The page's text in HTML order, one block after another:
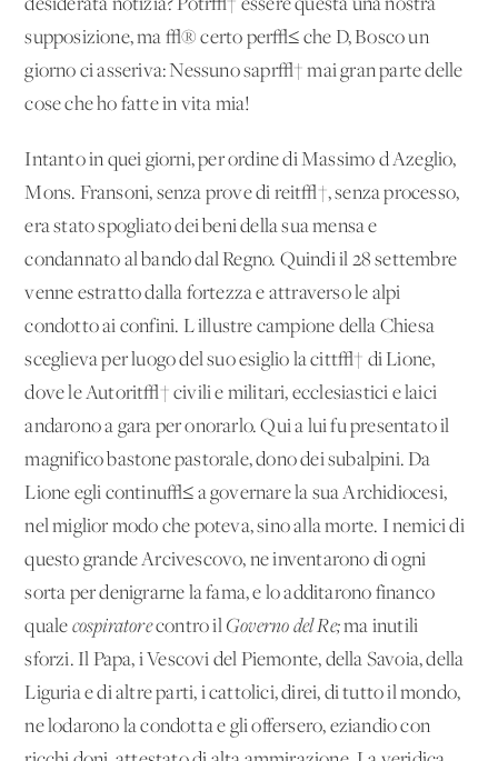
desiderata notizia? Potr√† essere questa una nostra
supposizione, ma √® certo per√≤ che D, Bosco un
giorno ci asseriva: Nessuno sapr√† mai gran parte delle
cose che ho fatte in vita mia!
Intanto in quei giorni, per ordine di Massimo d'Azeglio,
Mons. Fransoni, senza prove di reit√†, senza processo,
era stato spogliato dei beni della sua mensa e
condannato al bando dal Regno. Quindi il 28 settembre
venne estratto dalla fortezza e attraverso le alpi
condotto ai confini. L'illustre campione della Chiesa
sceglieva per luogo del suo esiglio la citt√† di Lione,
dove le Autorit√† civili e militari, ecclesiastici e laici
andarono a gara per onorarlo. Qui a lui fu presentato il
magnifico bastone pastorale, dono dei subalpini. Da
Lione egli continu√≤ a governare la sua Archidiocesi,
nel miglior modo che poteva, sino alla morte. I nemici di
questo grande Arcivescovo, ne inventarono di ogni
sorta per denigrarne la fama, e lo additarono financo
quale cospiratorecontro il Governo del Re;ma inutili
sforzi. Il Papa, i Vescovi del Piemonte, della Savoia, della
Liguria e di altre parti, i cattolici, direi, di tutto il mondo,
ne lodarono la condotta e gli offersero, eziandio con